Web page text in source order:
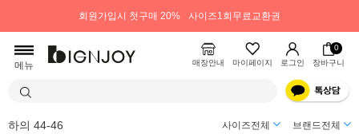
회원가입시 첫구매 20% 사이즈1회무료교환권
메뉴 매장안내 마이페이지 로그인
0
장바구니
하의 44-46 사이즈전체 브랜드전체